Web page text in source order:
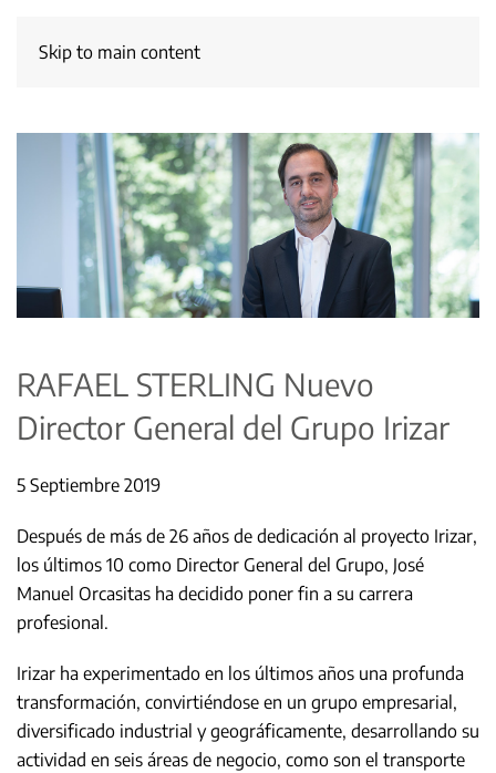
Skip to main content
RAFAEL STERLING Nuevo
Director General del Grupo Irizar
5 Septiembre 2019
Después de más de 26 años de dedicación al proyecto Irizar,
los últimos 10 como Director General del Grupo, José
Manuel Orcasitas ha decidido poner fin a su carrera
profesional.
Irizar ha experimentado en los últimos años una profunda
transformación, convirtiéndose en un grupo empresarial,
diversificado industrial y geográficamente, desarrollando su
actividad en seis áreas de negocio, como son el transporte